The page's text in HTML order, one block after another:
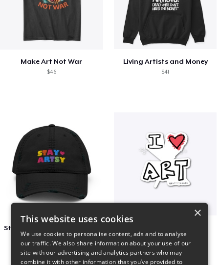
Make Art Not War
$46
Living Artists and Money
$41
$27 $7
×
This website uses cookies
We use cookies to personalise content, ads and to analyse
our traffic. We also share information about your use of our
site with our advertising and analytics partners who may
combine it with other information that you’ve provided to